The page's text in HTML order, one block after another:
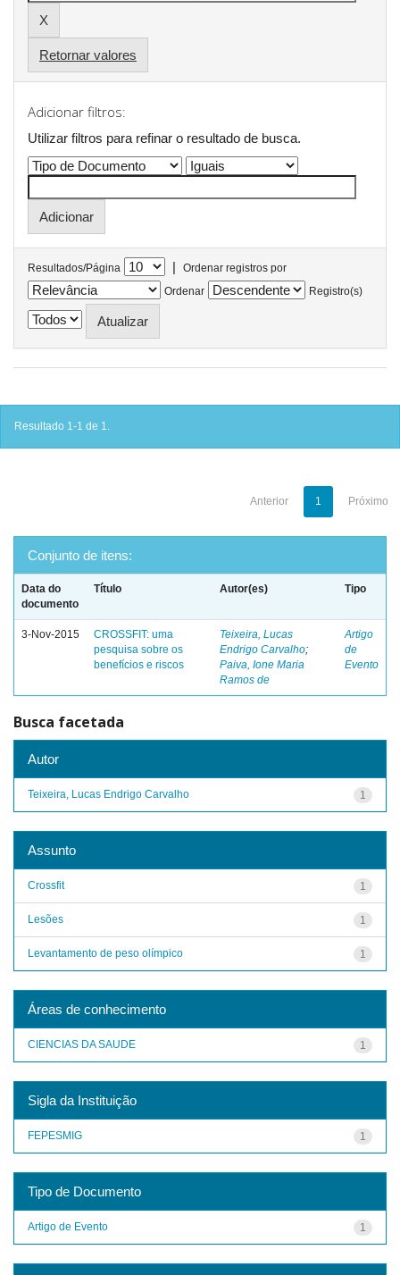
Retornar valores
Adicionar filtros:
Utilizar filtros para refinar o resultado de busca.
Resultados/Página |
Ordenar registros por
Ordenar
Registro(s)
Resultado 1-1 de 1.
Anterior 1 Próximo
Conjunto de itens:
Data do
documento
Título Autor(es) Tipo
3-Nov-2015
CROSSFIT: uma
pesquisa sobre os
benefícios e riscos
Teixeira, Lucas
Endrigo Carvalho;
Paiva, Ione Maria
Ramos de
Artigo
de
Evento
Busca facetada
Autor
1
Teixeira, Lucas Endrigo Carvalho
Assunto
1
Crossfit
1
Lesões
1
Levantamento de peso olímpico
Áreas de conhecimento
1
CIENCIAS DA SAUDE
Sigla da Instituição
1
FEPESMIG
Tipo de Documento
1
Artigo de Evento